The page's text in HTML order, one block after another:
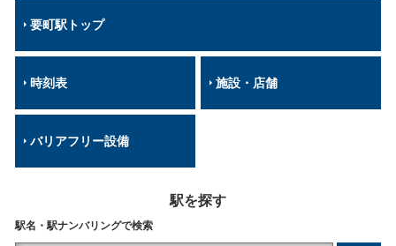
要町駅トップ
時刻表 施設・店舗
バリアフリー設備
駅を探す
駅名・駅ナンバリングで検索